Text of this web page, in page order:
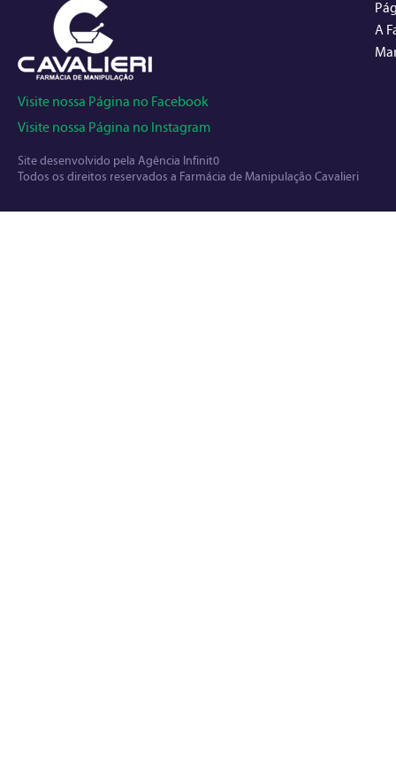
Visite nossa Página no Facebook
Visite nossa Página no Instagram
Site desenvolvido pela Agência Infinit0
Todos os direitos reservados a Farmácia de Manipulação Cavalieri
A